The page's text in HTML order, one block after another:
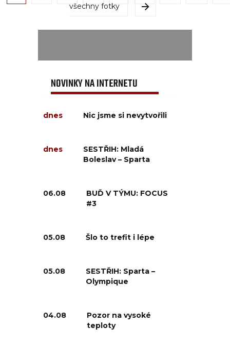
všechny fotky
NOVINKY NA INTERNETU
dnes Nic jsme si nevytvořili
dnes
SESTŘIH: Mladá
Boleslav – Sparta
06.08
BUĎ V TÝMU: FOCUS
#3
05.08 Šlo to trefit i lépe
05.08
SESTŘIH: Sparta –
Olympique
04.08
Pozor na vysoké
teploty